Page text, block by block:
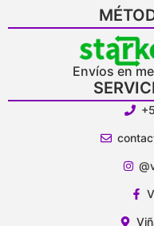
Envíos en